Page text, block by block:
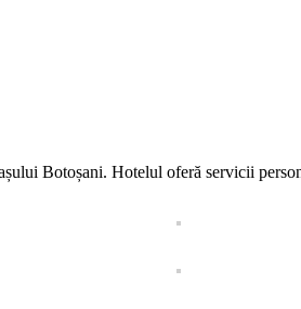
Botoșani. Hotelul oferă servicii